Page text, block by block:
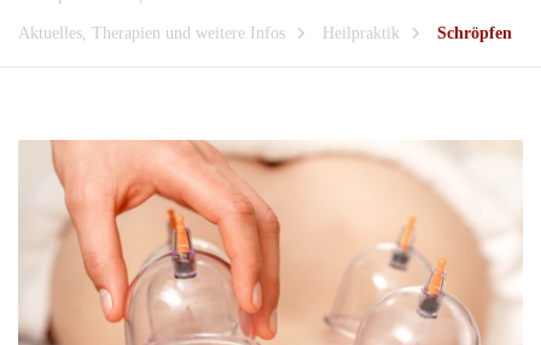
Aktuelles, Therapien und weitere Infos
Heilpraktik Schröpfen